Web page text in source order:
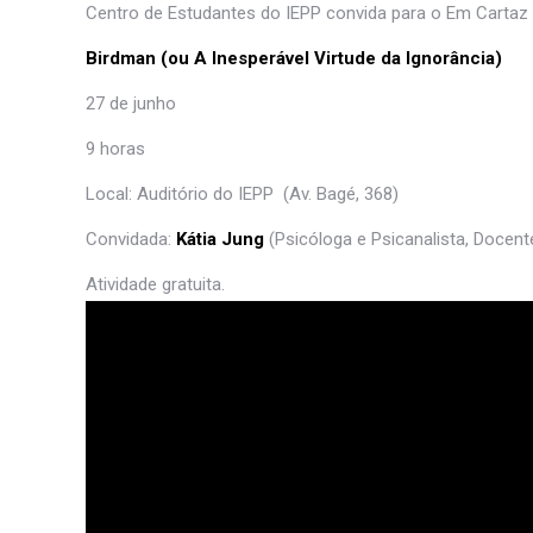
Centro de Estudantes do IEPP convida para o Em
Birdman (ou A Inesperável Virtude da Ignorância)
27 de junho
9 horas
Local: Auditório do IEPP (Av. Bagé, 368)
Convidada: Kátia Jung (Psicóloga e Psicanalista,
Atividade gratuita.